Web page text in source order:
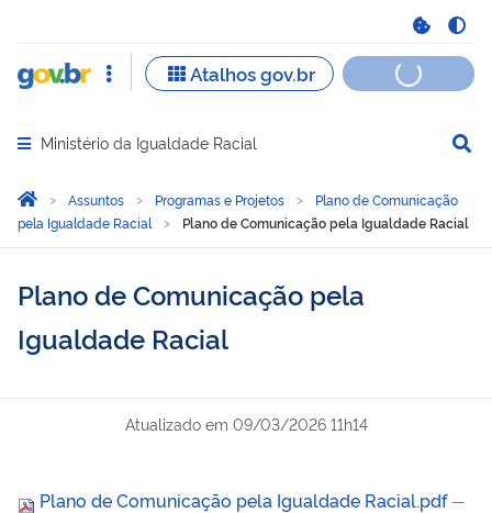
Abrir menu principal de navegação
Ministério da Igualdade Racial
Você está aqui:
Página Inicial
Assuntos Programas e Projetos
Plano de Comunicação
pela Igualdade Racial
Plano de Comunicação pela Igualdade Racial
Plano de Comunicação pela
Igualdade Racial
Atualizado em 09/03/2026 11h14
Plano de Comunicação pela Igualdade Racial.pdf —